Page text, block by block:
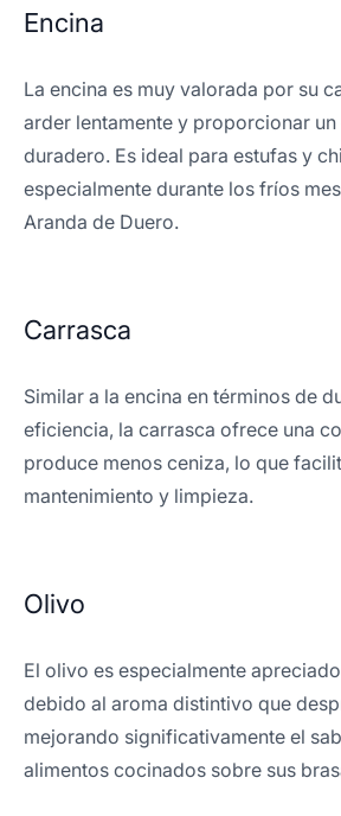
Encina
La encina es muy valorada por su
arder lentamente y proporcionar
duradero. Es ideal para estufas y
especialmente durante los fríos
Aranda de Duero.
Carrasca
Similar a la encina en términos de
eficiencia, la carrasca ofrece una
produce menos ceniza, lo que
mantenimiento y limpieza.
Olivo
El olivo es especialmente
debido al aroma distintivo que
mejorando significativamente el
alimentos cocinados sobre sus